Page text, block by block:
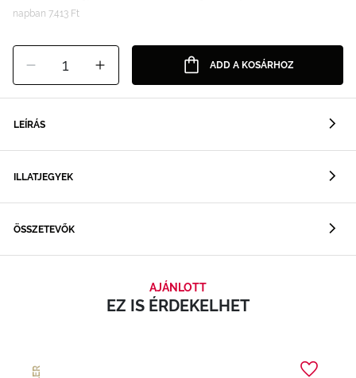
napban 7.413 Ft
1 ADD A KOSÁRHOZ
LEÍRÁS
ILLATJEGYEK
ÖSSZETEVŐK
AJÁNLOTT
EZ IS ÉRDEKELHET